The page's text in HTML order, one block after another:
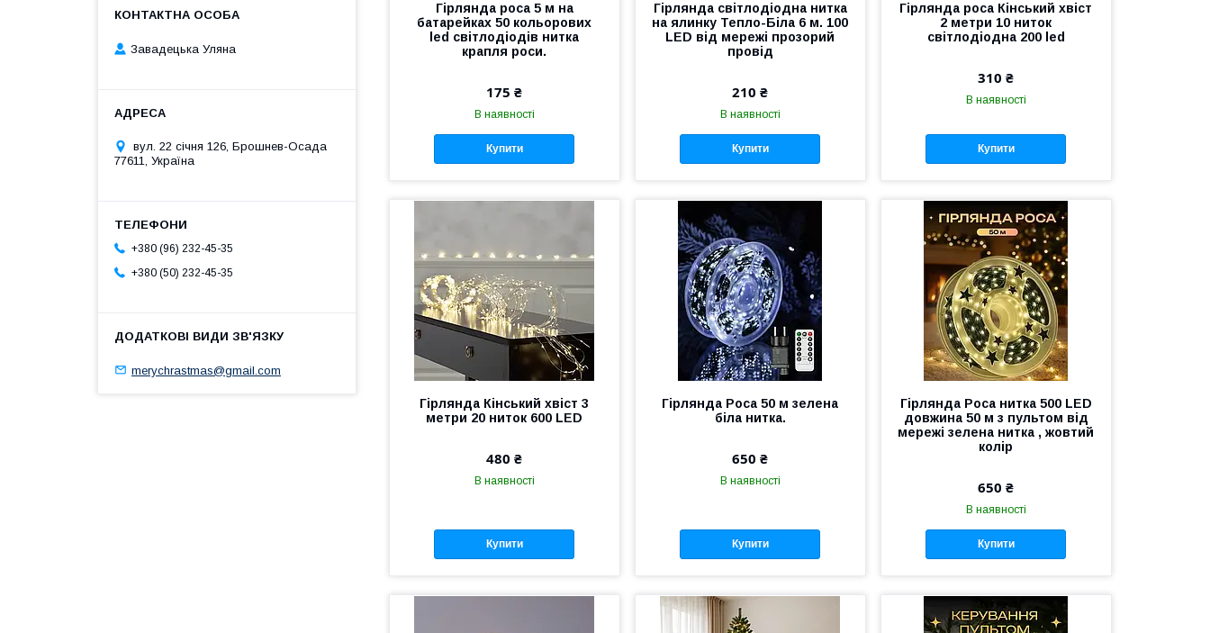
Гірлянда роса 5 м на
батарейках 50 кольорових
led світлодіодів нитка
крапля роси.
175 ₴
В наявності
Купити
Гірлянда світлодіодна нитка
на ялинку Тепло-Біла 6 м. 100
LED від мережі прозорий
провід
210 ₴
В наявності
Купити
Гірлянда роса Кінський хвіст
2 метри 10 ниток
світлодіодна 200 led
310 ₴
В наявності
Купити
Гірлянда Кінський хвіст 3
метри 20 ниток 600 LED
480 ₴
В наявності
Купити
Гірлянда Роса 50 м зелена
біла нитка.
650 ₴
В наявності
Купити
Гірлянда Роса нитка 500 LED
довжина 50 м з пультом від
мережі зелена нитка , жовтий
колір
650 ₴
В наявності
Купити
Завадецька Уляна
вул. 22 січня 126, Брошнев-Осада
77611, Україна
+380 (96) 232-45-35
+380 (50) 232-45-35
merychrastmas@gmail.com